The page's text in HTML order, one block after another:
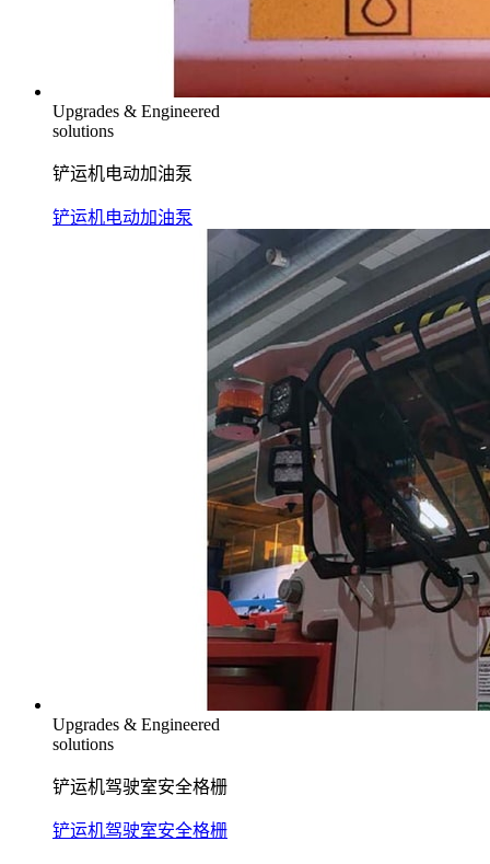
Upgrades & Engineered
solutions
铲运机电动加油泵
铲运机电动加油泵
Upgrades & Engineered
solutions
铲运机驾驶室安全格栅
铲运机驾驶室安全格栅